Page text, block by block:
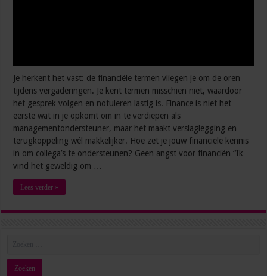
Je herkent het vast: de financiële termen vliegen je om de oren
tijdens vergaderingen. Je kent termen misschien niet, waardoor
het gesprek volgen en notuleren lastig is. Finance is niet het
eerste wat in je opkomt om in te verdiepen als
managementondersteuner, maar het maakt verslaglegging en
terugkoppeling wél makkelijker. Hoe zet je jouw financiële kennis
in om collega’s te ondersteunen? Geen angst voor financiën “Ik
vind het geweldig om …
Lees verder »